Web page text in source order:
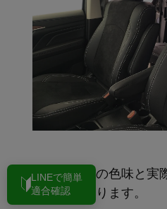
※モニターの色味と実
ることがあります。
LINEで簡単
適合確認